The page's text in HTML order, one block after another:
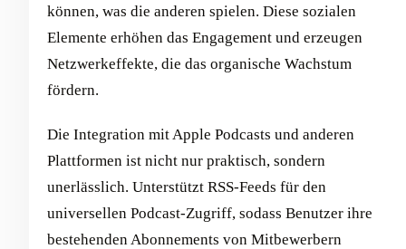
können, was die anderen spielen. Diese sozialen
Elemente erhöhen das Engagement und erzeugen
Netzwerkeffekte, die das organische Wachstum
fördern.
Die Integration mit Apple Podcasts und anderen
Plattformen ist nicht nur praktisch, sondern
unerlässlich. Unterstützt RSS-Feeds für den
universellen Podcast-Zugriff, sodass Benutzer ihre
bestehenden Abonnements von Mitbewerbern